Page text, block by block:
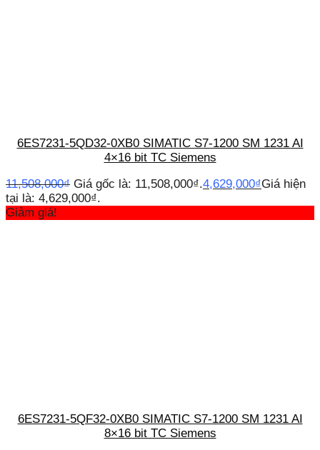
6ES7231-5QD32-0XB0 SIMATIC S7-1200 SM 1231 AI
4×16 bit TC Siemens
11,508,000₫ Giá gốc là: 11,508,000₫.4,629,000₫Giá hiện
tại là: 4,629,000₫.
Giảm giá!
6ES7231-5QF32-0XB0 SIMATIC S7-1200 SM 1231 AI
8×16 bit TC Siemens